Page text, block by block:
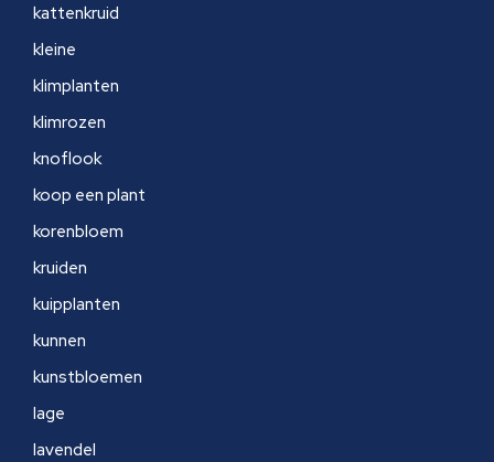
kattenkruid
kleine
klimplanten
klimrozen
knoflook
koop een plant
korenbloem
kruiden
kuipplanten
kunnen
kunstbloemen
lage
lavendel